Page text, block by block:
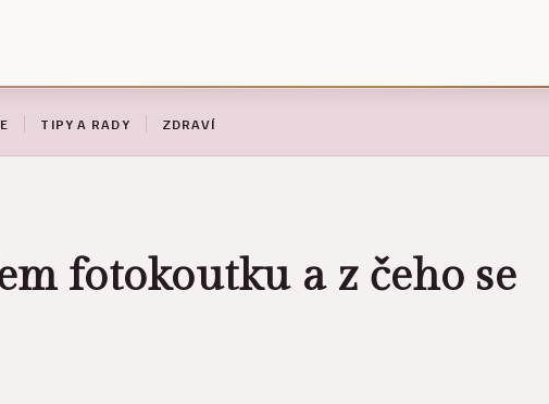
TIPY A RADY ZDRAVÍ
fotokoutku a z čeho se